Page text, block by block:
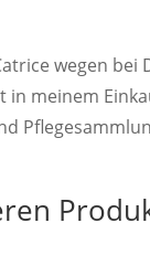
wegen bei
meinem